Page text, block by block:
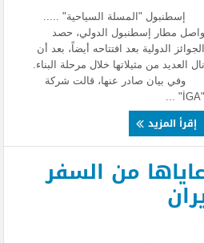
إسطنبول "المسلة السياحية" .....
واصل مطار إسطنبول الدولي، حصد
الجوائز الدولية بعد افتتاحه أيضاً، بعد أن
نال العديد من مثيلاتها خلال مرحلة البناء.
وفي بيان صادر عنها، قالت شركة
"İGA" ...
إقرأ المزيد
من السفر